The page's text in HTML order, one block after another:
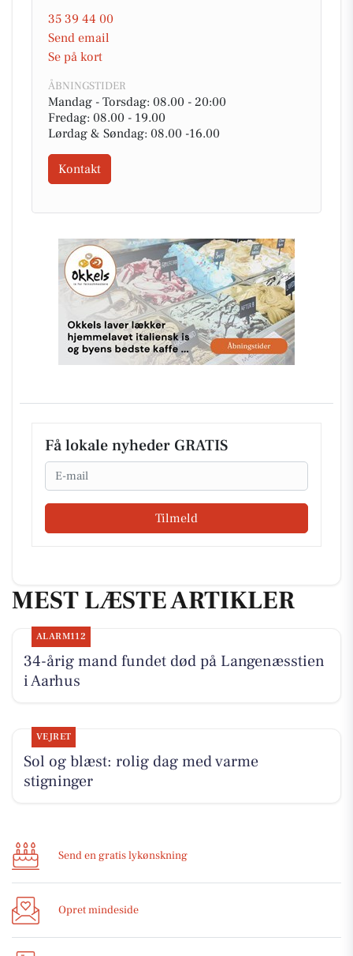
35 39 44 00
Send email
Se på kort
ÅBNINGSTIDER
Mandag - Torsdag: 08.00 - 20:00
Fredag: 08.00 - 19.00
Lørdag & Søndag: 08.00 -16.00
Kontakt
Få lokale nyheder GRATIS
Email
Tilmeld
MEST LÆSTE ARTIKLER
ALARM112
34-årig mand fundet død på Langenæsstien
i Aarhus
VEJRET
Sol og blæst: rolig dag med varme
stigninger
Send en gratis lykønskning
Opret mindeside